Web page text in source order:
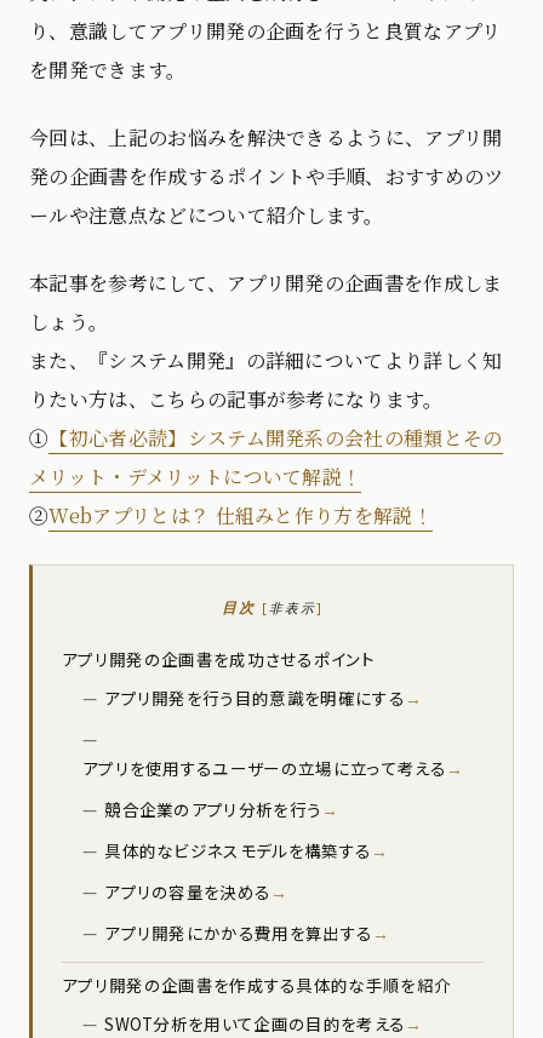
り、意識してアプリ開発の企画を行うと良質なアプリ
を開発できます。
今回は、上記のお悩みを解決できるように、アプリ開
発の企画書を作成するポイントや手順、おすすめのツ
ールや注意点などについて紹介します。
本記事を参考にして、アプリ開発の企画書を作成しま
しょう。
また、『システム開発』の詳細についてより詳しく知
りたい方は、こちらの記事が参考になります。
① 【初心者必読】システム開発系の会社の種類とその
メリット・デメリットについて解説！
②Webアプリとは？ 仕組みと作り方を解説！
目次 [非表示]
アプリ開発の企画書を成功させるポイント
アプリ開発を行う目的意識を明確にする
アプリを使用するユーザーの立場に立って考える
競合企業のアプリ分析を行う
具体的なビジネスモデルを構築する
アプリの容量を決める
アプリ開発にかかる費用を算出する
アプリ開発の企画書を作成する具体的な手順を紹介
SWOT分析を用いて企画の目的を考える